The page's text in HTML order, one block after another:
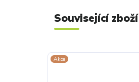
Související zboží
Akce